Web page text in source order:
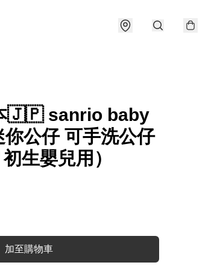
🇯🇵 sanrio baby
公仔 可手洗公仔
生嬰兒用）
加至購物車